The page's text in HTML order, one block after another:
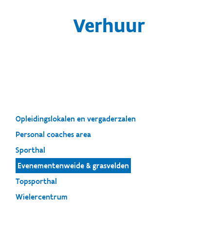
Verhuur
Opleidingslokalen en vergaderzalen
Personal coaches area
Sporthal
Evenementenweide & grasvelden
Topsporthal
Wielercentrum